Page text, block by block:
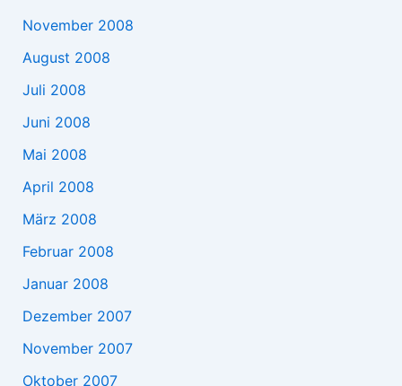
November 2008
August 2008
Juli 2008
Juni 2008
Mai 2008
April 2008
März 2008
Februar 2008
Januar 2008
Dezember 2007
November 2007
Oktober 2007